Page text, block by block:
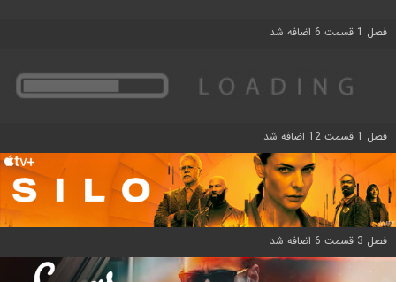
فصل 1 قسمت 6 اضافه شد
فصل 1 قسمت 12 اضافه شد
فصل 3 قسمت 6 اضافه شد